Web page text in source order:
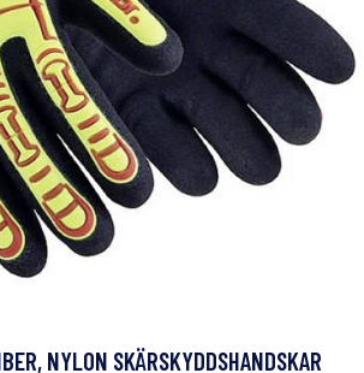
NYLON SKÄRSKYDDSHANDSKAR